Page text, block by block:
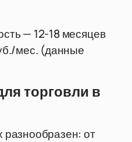
— 12-18 месяцев
мес. (данные
торговли в
разнообразен: от